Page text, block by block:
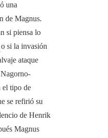
una
de Magnus.
si piensa lo
o si la invasión
ataque
el tipo de
se refirió su
de Henrik
Magnus